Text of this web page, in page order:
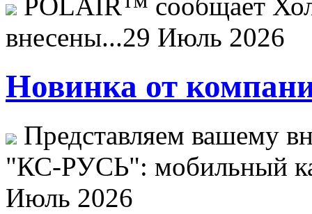
внесены...29 Июль 2026
Новинка от
Представляем вашему
"КС-РУСЬ": мобильный
Июль 2026